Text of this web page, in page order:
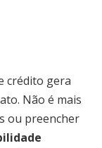
crédito gera
Não é mais
ou preencher